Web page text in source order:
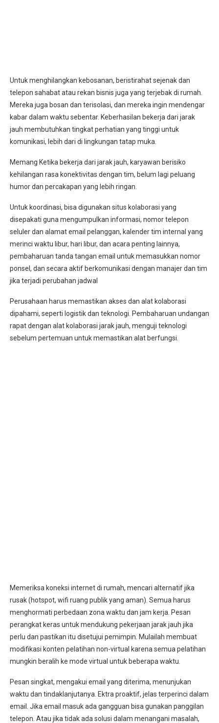
Untuk menghilangkan kebosanan, beristirahat sejenak dan
telepon sahabat atau rekan bisnis juga yang terjebak di rumah.
Mereka juga bosan dan terisolasi, dan mereka ingin mendengar
kabar dalam waktu sebentar. Keberhasilan bekerja dari jarak
jauh membutuhkan tingkat perhatian yang tinggi untuk
komunikasi, lebih dari di lingkungan tatap muka.
Memang Ketika bekerja dari jarak jauh, karyawan berisiko
kehilangan rasa konektivitas dengan tim, belum lagi peluang
humor dan percakapan yang lebih ringan.
Untuk koordinasi, bisa digunakan situs kolaborasi yang
disepakati guna mengumpulkan informasi, nomor telepon
seluler dan alamat email pelanggan, kalender tim internal yang
merinci waktu libur, hari libur, dan acara penting lainnya,
pembaharuan tanda tangan email untuk memasukkan nomor
ponsel, dan secara aktif berkomunikasi dengan manajer dan tim
jika terjadi perubahan jadwal
Perusahaan harus memastikan akses dan alat kolaborasi
dipahami, seperti logistik dan teknologi. Pembaharuan undangan
rapat dengan alat kolaborasi jarak jauh, menguji teknologi
sebelum pertemuan untuk memastikan alat berfungsi.
Memeriksa koneksi internet di rumah, mencari alternatif jika
rusak (hotspot, wifi ruang publik yang aman). Semua harus
menghormati perbedaan zona waktu dan jam kerja. Pesan
perangkat keras untuk mendukung pekerjaan jarak jauh jika
perlu dan pastikan itu disetujui pemimpin. Mulailah membuat
modifikasi konten pelatihan non-virtual karena semua pelatihan
mungkin beralih ke mode virtual untuk beberapa waktu.
Pesan singkat, mengakui email yang diterima, menunjukan
waktu dan tindaklanjutanya. Ektra proaktif, jelas terperinci dalam
email. Jika email masuk ada gangguan bisa gunakan panggilan
telepon. Atau jika tidak ada solusi dalam menangani masalah,